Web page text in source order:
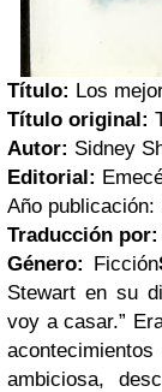
Título: Los
Título original:
Autor: Sidney
Editorial:
Año publicación:
Traducción por:
Género: Ficción
Stewart en su
voy a casar.”
ambiciosa,